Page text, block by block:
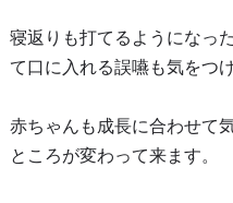
寝返りも打てるようになっ
て口に入れる誤嚥も気をつ
赤ちゃんも成長に合わせて
ところが変わって来ます。